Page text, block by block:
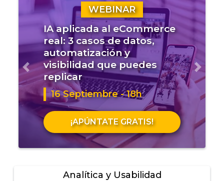
WEBINAR
IA aplicada al eCommerce
real: 3 casos de datos,
automatización y
visibilidad que puedes
replicar
16 Septiembre - 18h
¡APÚNTATE GRATIS!
Anterior
Analítica y Usabilidad